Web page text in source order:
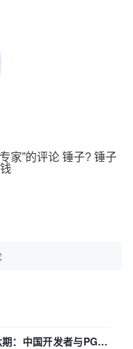
家”的评论 锤子? 锤子
：中国开发者与PG内